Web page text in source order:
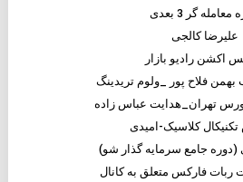
معامله گر 3 بعدی
علیرضا کالجی
اکشن رادیو بازار
بهمن فلاح پور _ولوم تریدینگ
تهران_هدایت عباس زاده
کلاسیک-امیدی
(دوره جامع سرمایه گذار شو)
فارکس متعلق به کانال